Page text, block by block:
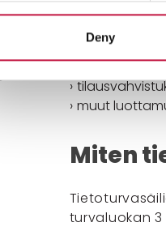
Deny
laskut, tositteet
tarjoukset,
muut
Miten
turvaluokan 3